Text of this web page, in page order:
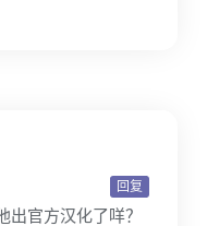
回复
出官方汉化了咩？